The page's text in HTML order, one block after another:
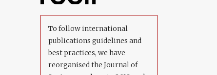
To follow international
publications guidelines and
best practices, we have
reorganised the Journal of